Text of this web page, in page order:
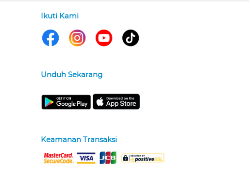
Ikuti Kami
Unduh Sekarang
Keamanan Transaksi